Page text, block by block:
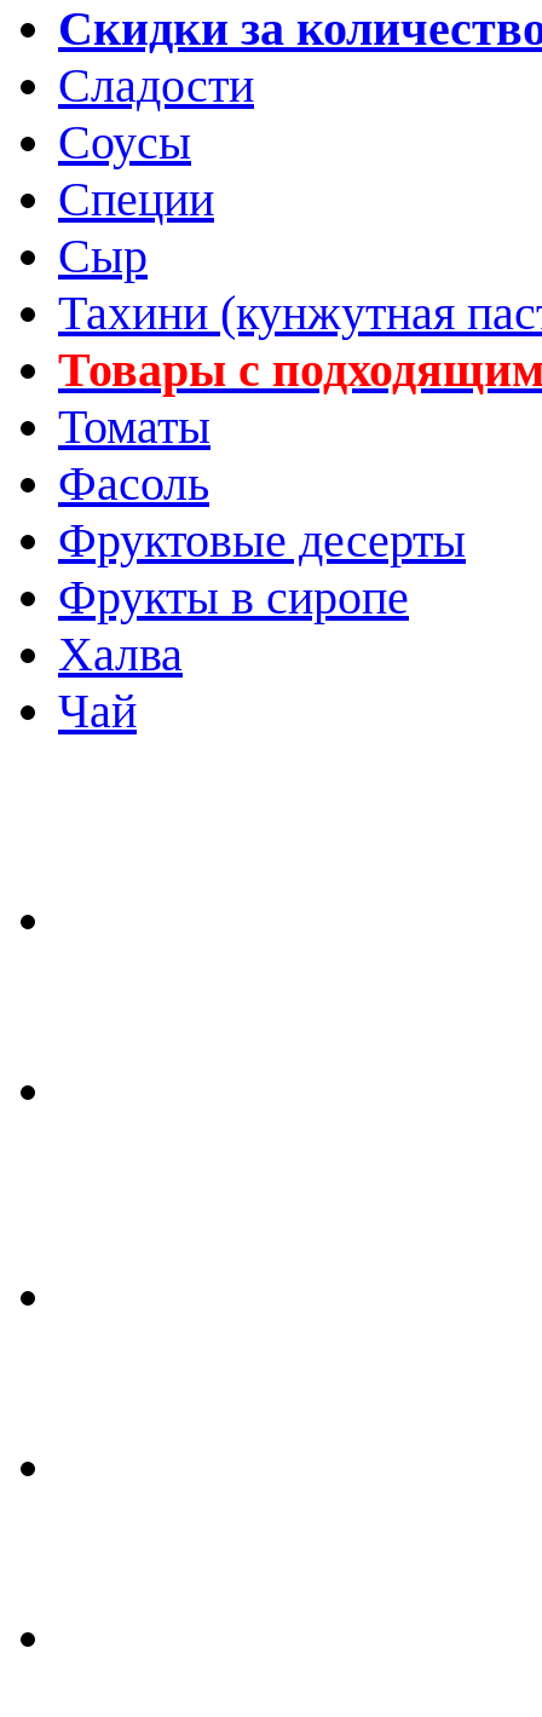
Скидки за
Сладости
Соусы
Специи
Сыр
Тахини (кунжутная
Товары с
Томаты
Фасоль
Фруктовые десерты
Фрукты в сиропе
Халва
Чай